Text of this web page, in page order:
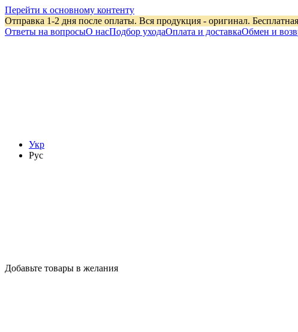
Перейти к основному контенту
Отправка 1-2 дня после оплаты. Вся продукция - оригинал.
Ответы на вопросыО насПодбор уходаОплата и доставкаОбмен и
Укр
Рус
Добавьте товары в желания